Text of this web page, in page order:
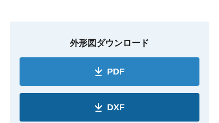
外形図ダウンロード
PDF
DXF